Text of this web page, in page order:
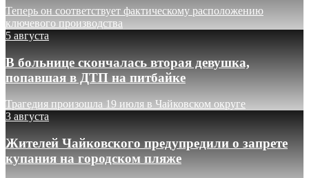
Теперь он соответствует фактическому расположению
ключевого производства
5 августа
В больнице скончалась вторая девушка,
попавшая в ДТП на питбайке
Трагедия произошла 19 июля в Чайковском округе
3 августа
Жителей Чайковского предупредили о запрете
купания на городском пляже